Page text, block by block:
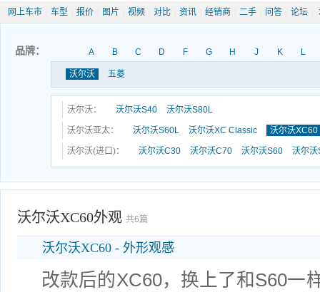
网上车市 车型 报价 图片 视频 对比 资讯 经销商 二手 问答 论坛
品牌： A B C D F G H J K L
沃尔沃 五菱
沃尔沃： 沃尔沃S40 沃尔沃S80L
沃尔沃亚太： 沃尔沃S60L 沃尔沃XC Classic 沃尔沃XC60
沃尔沃(进口)： 沃尔沃C30 沃尔沃C70 沃尔沃S60 沃尔沃
沃尔沃XC60外观 共6篇
沃尔沃XC60 - 外形观感
改款后的XC60，换上了和S60一